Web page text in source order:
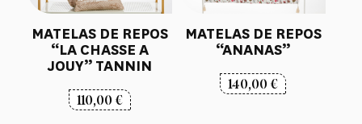
MATELAS DE REPOS
“LA CHASSE A
JOUY” TANNIN
110,00€
MATELAS DE REPOS
“ANANAS”
140,00€